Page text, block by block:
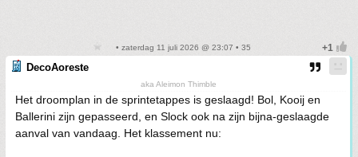
• zaterdag 11 juli 2026 @ 23:07 • 35
DecoAoreste
aka Aleimon Thimble
Het droomplan in de sprintetappes is geslaagd! Bol, Kooij en
Ballerini zijn gepasseerd, en Slock ook na zijn bijna-geslaagde
aanval van vandaag. Het klassement nu: